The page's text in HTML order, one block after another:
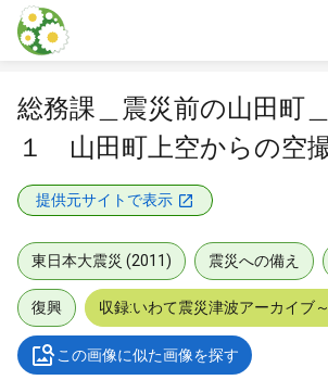
本文に飛ぶ
総務課＿震災前の山田町
１ 山田町上空からの空
提供元サイトで表示
東日本大震災 (2011) 震災への備え
復興 収録:いわて震災津波アーカイブ
この画像に似た画像を探す